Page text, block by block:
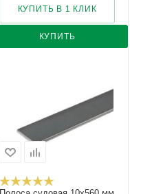
КУПИТЬ
КУПИТЬ В 1 КЛИК